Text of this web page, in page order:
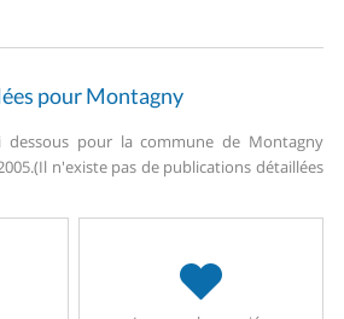
pour Montagny
dessous pour la commune de Montagny
(Il n'existe pas de publications détaillées